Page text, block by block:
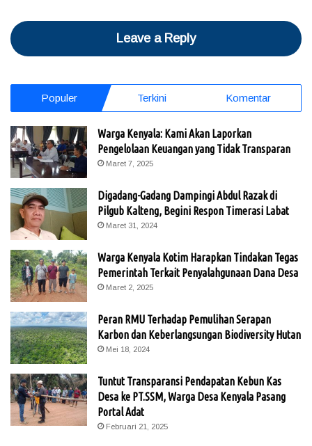
Leave a Reply
Populer Terkini Komentar
Warga Kenyala: Kami Akan Laporkan
Pengelolaan Keuangan yang Tidak Transparan
Maret 7, 2025
Digadang-Gadang Dampingi Abdul Razak di
Pilgub Kalteng, Begini Respon Timerasi Labat
Maret 31, 2024
Warga Kenyala Kotim Harapkan Tindakan Tegas
Pemerintah Terkait Penyalahgunaan Dana Desa
Maret 2, 2025
Peran RMU Terhadap Pemulihan Serapan
Karbon dan Keberlangsungan Biodiversity Hutan
Mei 18, 2024
Tuntut Transparansi Pendapatan Kebun Kas
Desa ke PT.SSM, Warga Desa Kenyala Pasang
Portal Adat
Februari 21, 2025